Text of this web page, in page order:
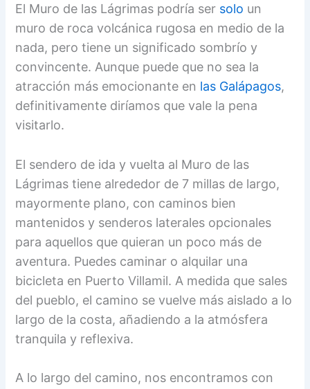
El Muro de las Lágrimas podría ser solo un
muro de roca volcánica rugosa en medio de la
nada, pero tiene un significado sombrío y
convincente. Aunque puede que no sea la
atracción más emocionante en las Galápagos,
definitivamente diríamos que vale la pena
visitarlo.
El sendero de ida y vuelta al Muro de las
Lágrimas tiene alrededor de 7 millas de largo,
mayormente plano, con caminos bien
mantenidos y senderos laterales opcionales
para aquellos que quieran un poco más de
aventura. Puedes caminar o alquilar una
bicicleta en Puerto Villamil. A medida que sales
del pueblo, el camino se vuelve más aislado a lo
largo de la costa, añadiendo a la atmósfera
tranquila y reflexiva.
A lo largo del camino, nos encontramos con